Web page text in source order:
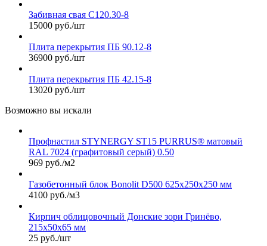
Забивная свая С120.30-8
15000 руб./шт
Плита перекрытия ПБ 90.12-8
36900 руб./шт
Плита перекрытия ПБ 42.15-8
13020 руб./шт
Возможно вы искали
Профнастил STYNERGY ST15 PURRUS® матовый
RAL 7024 (графитовый серый) 0.50
969 руб./м2
Газобетонный блок Bonolit D500 625х250х250 мм
4100 руб./м3
Кирпич облицовочный Донские зори Гринёво,
215х50х65 мм
25 руб./шт